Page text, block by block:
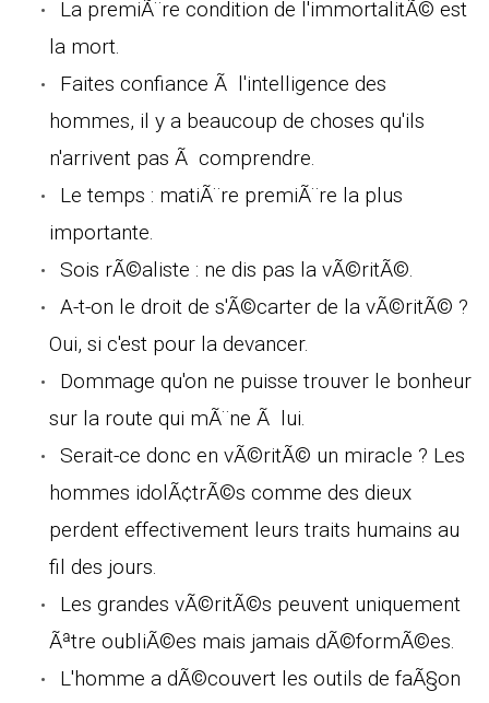
La premiÃ¨re condition de l'immortalitÃ© est
la mort.
Faites confiance Ã l'intelligence des
hommes, il y a beaucoup de choses qu'ils
n'arrivent pas Ã comprendre.
Le temps : matiÃ¨re premiÃ¨re la plus
importante.
Sois rÃ©aliste : ne dis pas la vÃ©ritÃ©.
A-t-on le droit de s'Ã©carter de la vÃ©ritÃ© ?
Oui, si c'est pour la devancer.
Dommage qu'on ne puisse trouver le bonheur
sur la route qui mÃ¨ne Ã lui.
Serait-ce donc en vÃ©ritÃ© un miracle ? Les
hommes idolÃ¢trÃ©s comme des dieux
perdent effectivement leurs traits humains au
fil des jours.
Les grandes vÃ©ritÃ©s peuvent uniquement
Ãªtre oubliÃ©es mais jamais dÃ©formÃ©es.
L'homme a dÃ©couvert les outils de faÃ§on